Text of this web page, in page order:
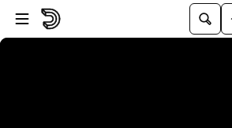
Pular para o player
Ir para o conteúdo principal